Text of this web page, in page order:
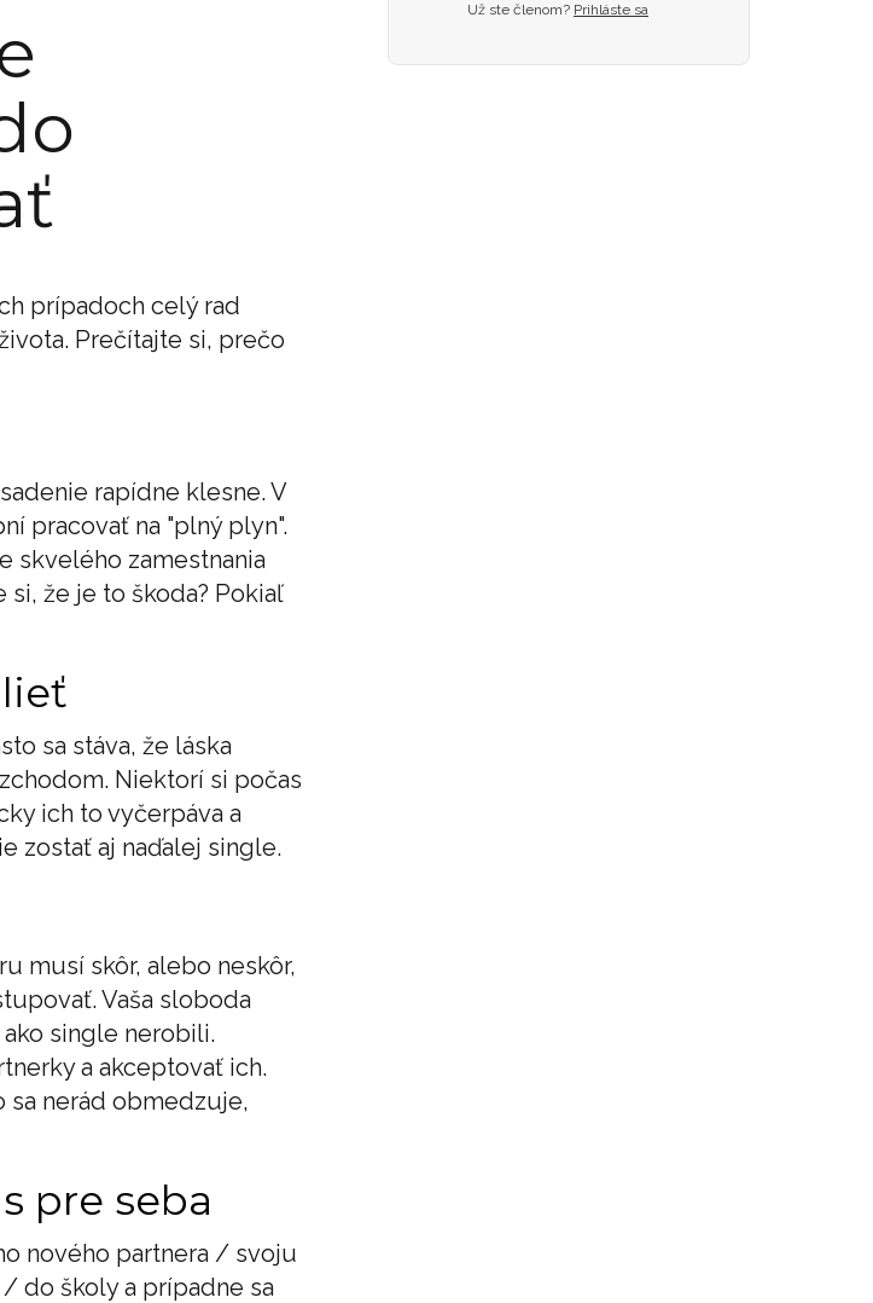
prípadoch celý rad
Prečítajte si, prečo
rapídne klesne. V
pracovať na "plný plyn".
skvelého zamestnania
že je to škoda? Pokiaľ
sa stáva, že láska
Niektorí si počas
ich to vyčerpáva a
zostať aj naďalej single.
musí skôr, alebo neskôr,
Vaša sloboda
single nerobili.
a akceptovať ich.
sa nerád obmedzuje,
pre seba
nového partnera / svoju
do školy a prípadne sa
Už ste členom? Prihláste sa